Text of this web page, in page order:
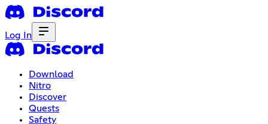
Log In
Download
Nitro
Discover
Quests
Safety